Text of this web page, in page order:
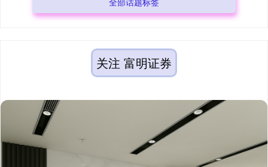
关注 富明证券